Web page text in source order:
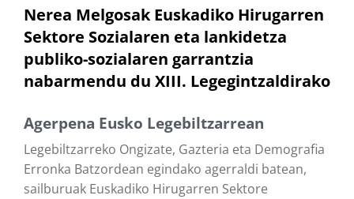
Nerea Melgosak Euskadiko Hirugarren
Sektore Sozialaren eta lankidetza
publiko-sozialaren garrantzia
nabarmendu du XIII. Legegintzaldirako
Agerpena Eusko Legebiltzarrean
Legebiltzarreko Ongizate, Gazteria eta Demografia
Erronka Batzordean egindako agerraldi batean,
sailburuak Euskadiko Hirugarren Sektore